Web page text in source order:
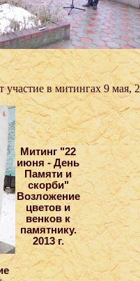
в митингах 9 мая,
Митинг "22
июня - День
Памяти и
скорби"
Возложение
цветов и
венков к
памятнику.
2013 г.